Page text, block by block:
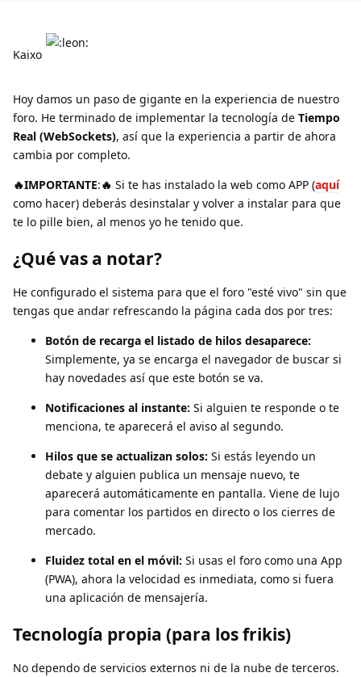
Kaixo
Hoy damos un paso de gigante en la experiencia de nuestro
foro. He terminado de implementar la tecnología de Tiempo
Real (WebSockets), así que la experiencia a partir de ahora
cambia por completo.
🔥IMPORTANTE:🔥 Si te has instalado la web como APP (aquí
como hacer) deberás desinstalar y volver a instalar para que
te lo pille bien, al menos yo he tenido que.
¿Qué vas a notar?
He configurado el sistema para que el foro "esté vivo" sin que
tengas que andar refrescando la página cada dos por tres:
Botón de recarga el listado de hilos desaparece:
Simplemente, ya se encarga el navegador de buscar si
hay novedades así que este botón se va.
Notificaciones al instante: Si alguien te responde o te
menciona, te aparecerá el aviso al segundo.
Hilos que se actualizan solos: Si estás leyendo un
debate y alguien publica un mensaje nuevo, te
aparecerá automáticamente en pantalla. Viene de lujo
para comentar los partidos en directo o los cierres de
mercado.
Fluidez total en el móvil: Si usas el foro como una App
(PWA), ahora la velocidad es inmediata, como si fuera
una aplicación de mensajería.
Tecnología propia (para los frikis)
No dependo de servicios externos ni de la nube de terceros.